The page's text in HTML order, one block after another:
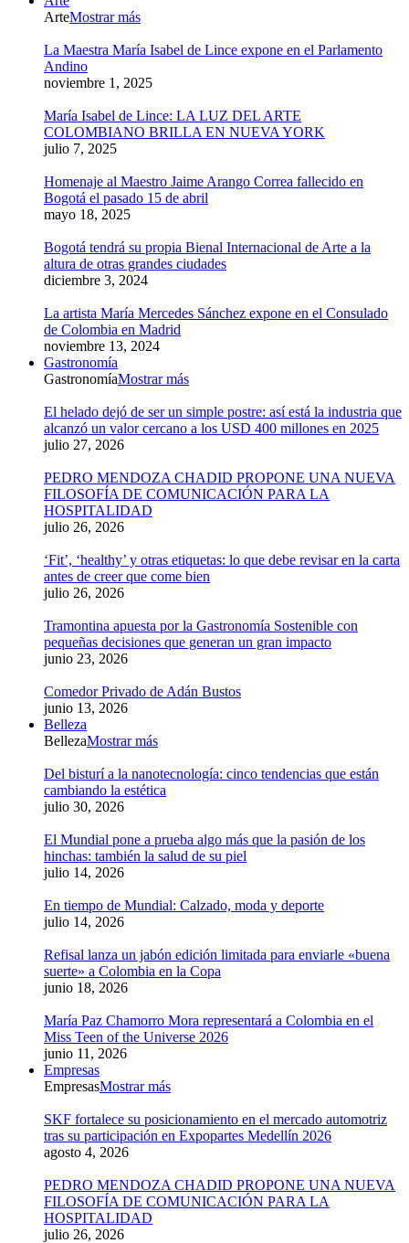
ArteMostrar más
La Maestra María Isabel de Lince expone en el Parlamento
Andino
noviembre 1, 2025
María Isabel de Lince: LA LUZ DEL ARTE
COLOMBIANO BRILLA EN NUEVA YORK
julio 7, 2025
Homenaje al Maestro Jaime Arango Correa fallecido en
Bogotá el pasado 15 de abril
mayo 18, 2025
Bogotá tendrá su propia Bienal Internacional de Arte a la
altura de otras grandes ciudades
diciembre 3, 2024
La artista María Mercedes Sánchez expone en el Consulado
de Colombia en Madrid
noviembre 13, 2024
Gastronomía
GastronomíaMostrar más
El helado dejó de ser un simple postre: así está la industria que
alcanzó un valor cercano a los USD 400 millones en 2025
julio 27, 2026
PEDRO MENDOZA CHADID PROPONE UNA NUEVA
FILOSOFÍA DE COMUNICACIÓN PARA LA
HOSPITALIDAD
julio 26, 2026
‘Fit’, ‘healthy’ y otras etiquetas: lo que debe revisar en la carta
antes de creer que come bien
julio 26, 2026
Tramontina apuesta por la Gastronomía Sostenible con
pequeñas decisiones que generan un gran impacto
junio 23, 2026
Comedor Privado de Adán Bustos
junio 13, 2026
Belleza
BellezaMostrar más
Del bisturí a la nanotecnología: cinco tendencias que están
cambiando la estética
julio 30, 2026
El Mundial pone a prueba algo más que la pasión de los
hinchas: también la salud de su piel
julio 14, 2026
En tiempo de Mundial: Calzado, moda y deporte
julio 14, 2026
Refisal lanza un jabón edición limitada para enviarle «buena
suerte» a Colombia en la Copa
junio 18, 2026
María Paz Chamorro Mora representará a Colombia en el
Miss Teen of the Universe 2026
junio 11, 2026
Empresas
EmpresasMostrar más
SKF fortalece su posicionamiento en el mercado automotriz
tras su participación en Expopartes Medellín 2026
agosto 4, 2026
PEDRO MENDOZA CHADID PROPONE UNA NUEVA
FILOSOFÍA DE COMUNICACIÓN PARA LA
HOSPITALIDAD
julio 26, 2026